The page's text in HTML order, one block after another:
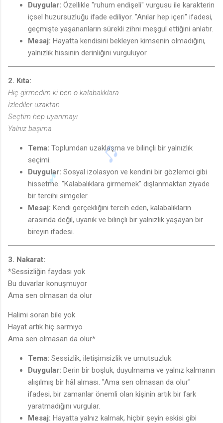
Duygular: Özellikle "ruhum endişeli" vurgusu ile karakterin
içsel huzursuzluğu ifade ediliyor. "Anılar hep içeri" ifadesi,
geçmişte yaşananların sürekli zihni meşgul ettiğini anlatır.
Mesaj: Hayatta kendisini bekleyen kimsenin olmadığını,
yalnızlık hissinin derinliğini vurguluyor.
2. Kıta:
Hiç girmedim ki ben o kalabalıklara
İzlediler uzaktan
Seçtim hep uyanmayı
Yalnız başıma
Tema: Toplumdan uzaklaşma ve bilinçli bir yalnızlık
seçimi.
Duygular: Sosyal izolasyon ve kendini bir gözlemci gibi
hissetme. "Kalabalıklara girmemek" dışlanmaktan ziyade
bir tercihi simgeler.
Mesaj: Kendi gerçekliğini tercih eden, kalabalıkların
arasında değil, uyanık ve bilinçli bir yalnızlık yaşayan bir
bireyin ifadesi.
3. Nakarat:
*Sessizliğin faydası yok
Bu duvarlar konuşmuyor
Ama sen olmasan da olur
Halimi soran bile yok
Hayat artık hiç sarmıyo
Ama sen olmasan da olur*
Tema: Sessizlik, iletişimsizlik ve umutsuzluk.
Duygular: Derin bir boşluk, duyulmama ve yalnız kalmanın
alışılmış bir hâl alması. "Ama sen olmasan da olur"
ifadesi, bir zamanlar önemli olan kişinin artık bir fark
yaratmadığını vurgular.
Mesaj: Hayatta yalnız kalmak, hiçbir şeyin eskisi gibi